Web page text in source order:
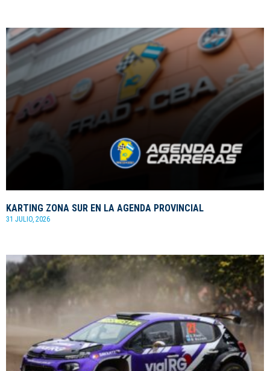
KARTING ZONA SUR EN LA AGENDA PROVINCIAL
31 JULIO, 2026